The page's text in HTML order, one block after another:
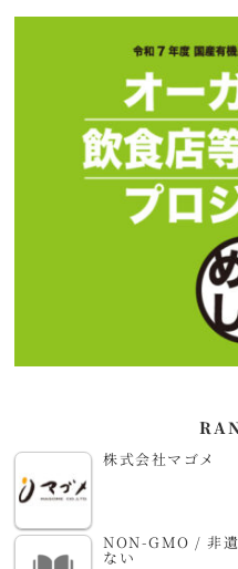
株式会社マゴメ
NON-GMO / 非
ない